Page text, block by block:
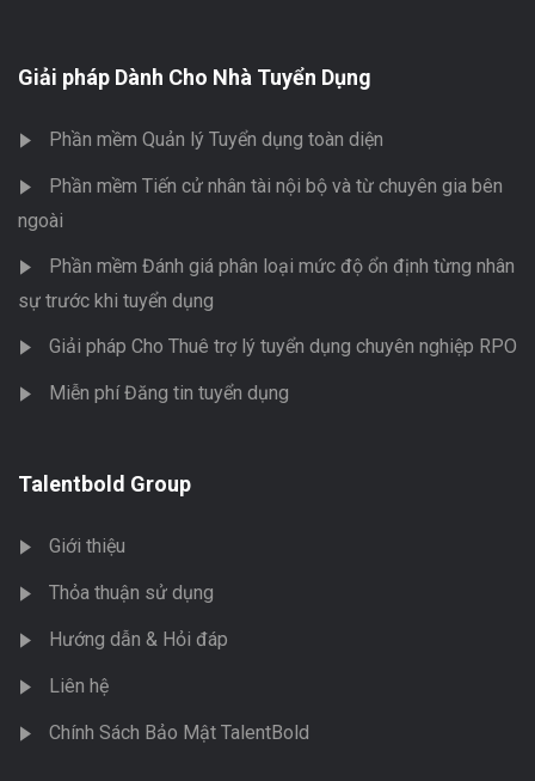
Giải pháp Dành Cho Nhà Tuyển Dụng
Phần mềm Quản lý Tuyển dụng toàn diện
Phần mềm Tiến cử nhân tài nội bộ và từ chuyên gia bên
ngoài
Phần mềm Đánh giá phân loại mức độ ổn định từng nhân
sự trước khi tuyển dụng
Giải pháp Cho Thuê trợ lý tuyển dụng chuyên nghiệp RPO
Miễn phí Đăng tin tuyển dụng
Talentbold Group
Giới thiệu
Thỏa thuận sử dụng
Hướng dẫn & Hỏi đáp
Liên hệ
Chính Sách Bảo Mật TalentBold